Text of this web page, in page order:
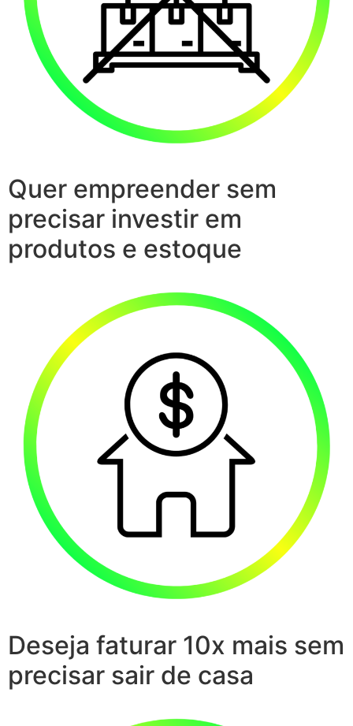
Quer empreender sem
precisar investir em
produtos e estoque
Deseja faturar 10x mais sem
precisar sair de casa